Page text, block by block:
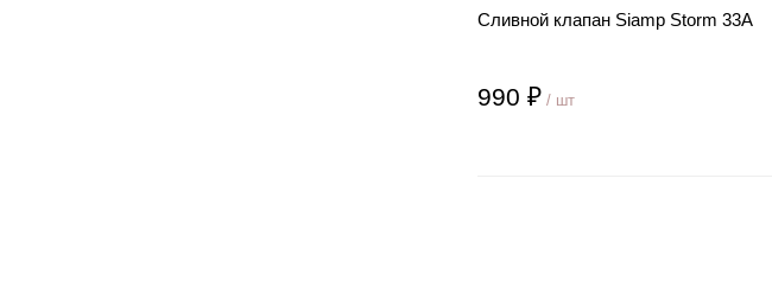
Сливной клапан Siamp Storm 33A
990 ₽ / шт